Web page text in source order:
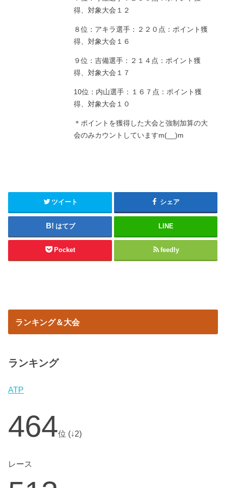
得、対象大会１２
８位：アキラ選手：２２０点：ポイント獲
得、対象大会１６
９位：吉備選手：２１４点：ポイント獲
得、対象大会１７
10位：内山選手：１６７点：ポイント獲
得、対象大会１０
＊ポイントを獲得した大会と強制加算の大
会のみカウントしていますm(__)m
ツイート シェア
はてブ LINE
Pocket feedly
ランキング＆大会
ランキング
ATP
464位 (↓2)
レース